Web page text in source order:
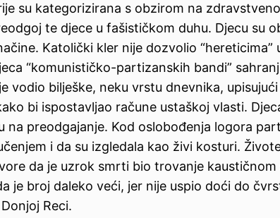
su kategorizirana s obzirom na
te djece u fašističkom duhu. Djecu su
Katolički kler nije dozvolio
“komunističko-partizanskih bandi”
vodio bilješke, neku vrstu dnevnika,
bi ispostavljao račune ustaškoj vlasti.
na preodgajanje. Kod oslobođenja logora
i da su izgledala kao živi kosturi.
da je uzrok smrti bio trovanje
je broj daleko veći, jer nije uspio doći do
Reci.